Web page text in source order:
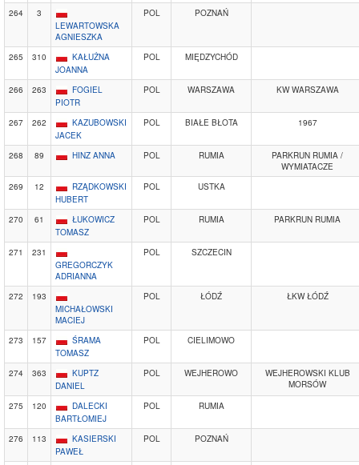
264
3
LEWARTOWSKA
AGNIESZKA
POL POZNAŃ
265 310
KAŁUŻNA
JOANNA
POL MIĘDZYCHÓD
266 263
FOGIEL
PIOTR
POL WARSZAWA KW WARSZAWA
267 262
KAZUBOWSKI
JACEK
POL BIAŁE BŁOTA 1967
268 89 HINZ ANNA POL RUMIA
PARKRUN RUMIA /
WYMIATACZE
269
12
RZĄDKOWSKI
HUBERT
POL USTKA
270 61
ŁUKOWICZ
TOMASZ
POL RUMIA PARKRUN RUMIA
271
231
GREGORCZYK
ADRIANNA
POL SZCZECIN
272
193
MICHAŁOWSKI
MACIEJ
POL ŁÓDŹ ŁKW ŁÓDŹ
273 157
ŚRAMA
TOMASZ
POL CIELIMOWO
274 363
KUPTZ
DANIEL
POL WEJHEROWO
WEJHEROWSKI KLUB
MORSÓW
275
120
DALECKI
BARTŁOMIEJ
POL RUMIA
276 113
KASIERSKI
PAWEŁ
POL POZNAŃ